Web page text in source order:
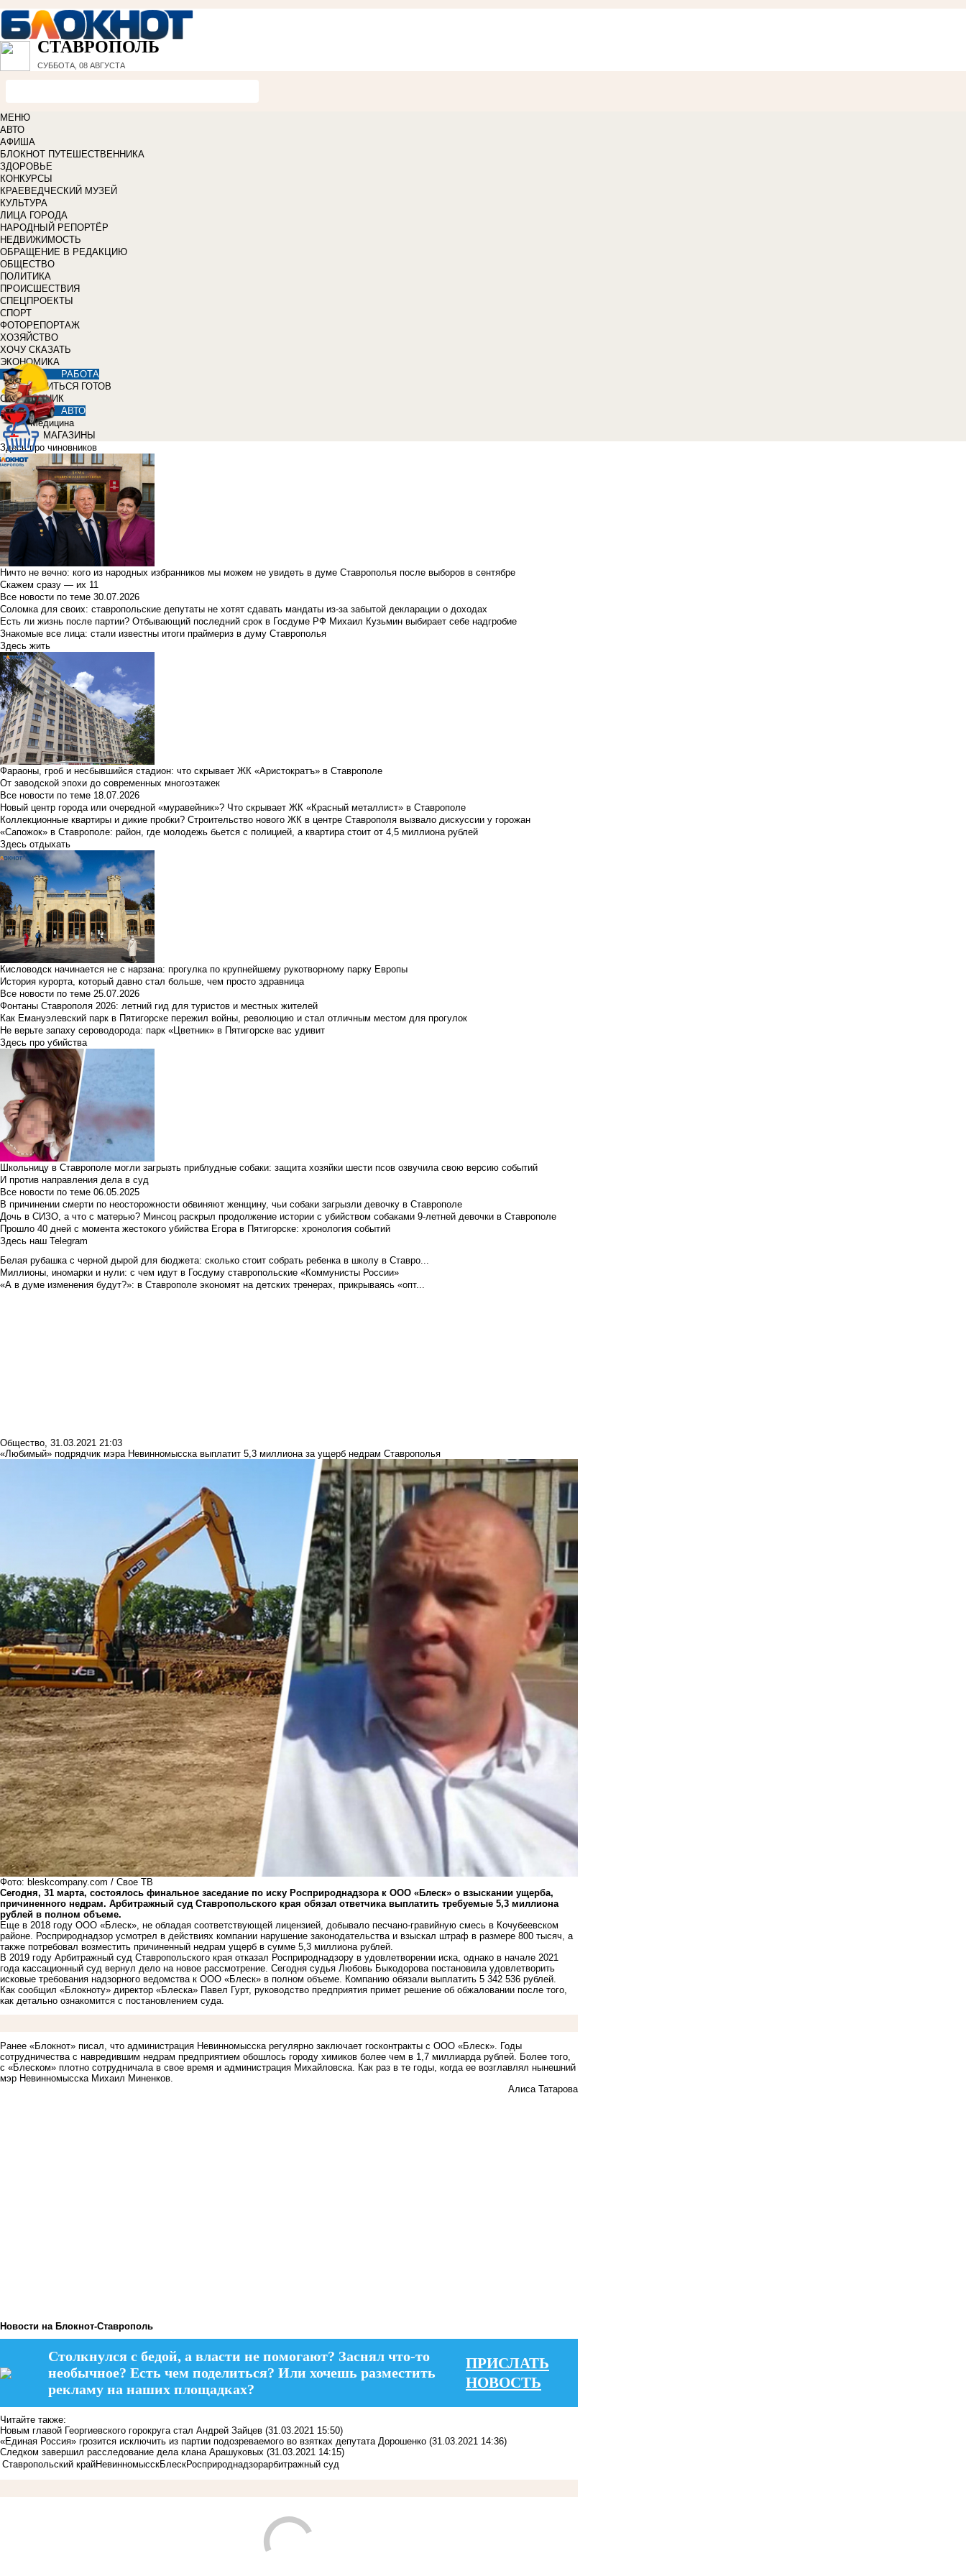
СТАВРОПОЛЬ
СУББОТА, 08 АВГУСТА
МЕНЮ
АВТО
АФИША
БЛОКНОТ ПУТЕШЕСТВЕННИКА
ЗДОРОВЬЕ
КОНКУРСЫ
КРАЕВЕДЧЕСКИЙ МУЗЕЙ
КУЛЬТУРА
ЛИЦА ГОРОДА
НАРОДНЫЙ РЕПОРТЁР
НЕДВИЖИМОСТЬ
ОБРАЩЕНИЕ В РЕДАКЦИЮ
ОБЩЕСТВО
ПОЛИТИКА
ПРОИСШЕСТВИЯ
СПЕЦПРОЕКТЫ
СПОРТ
ФОТОРЕПОРТАЖ
ХОЗЯЙСТВО
ХОЧУ СКАЗАТЬ
ЭКОНОМИКА
РАБОТА
УЧИТЬСЯ ГОТОВ
СПРАВОЧНИК
АВТО
Медицина
МАГАЗИНЫ
Здесь про чиновников
Ничто не вечно: кого из народных избранников мы можем не увидеть в думе Ставрополья после выборов в сентябре
Скажем сразу — их 11
Все новости по теме 30.07.2026
Соломка для своих: ставропольские депутаты не хотят сдавать мандаты из-за забытой декларации о доходах
Есть ли жизнь после партии? Отбывающий последний срок в Госдуме РФ Михаил Кузьмин выбирает себе надгробие
Знакомые все лица: стали известны итоги праймериз в думу Ставрополья
Здесь жить
Фараоны, гроб и несбывшийся стадион: что скрывает ЖК «Аристократъ» в Ставрополе
От заводской эпохи до современных многоэтажек
Все новости по теме 18.07.2026
Новый центр города или очередной «муравейник»? Что скрывает ЖК «Красный металлист» в Ставрополе
Коллекционные квартиры и дикие пробки? Строительство нового ЖК в центре Ставрополя вызвало дискуссии у горожан
«Сапожок» в Ставрополе: район, где молодежь бьется с полицией, а квартира стоит от 4,5 миллиона рублей
Здесь отдыхать
Кисловодск начинается не с нарзана: прогулка по крупнейшему рукотворному парку Европы
История курорта, который давно стал больше, чем просто здравница
Все новости по теме 25.07.2026
Фонтаны Ставрополя 2026: летний гид для туристов и местных жителей
Как Емануэлевский парк в Пятигорске пережил войны, революцию и стал отличным местом для прогулок
Не верьте запаху сероводорода: парк «Цветник» в Пятигорске вас удивит
Здесь про убийства
Школьницу в Ставрополе могли загрызть приблудные собаки: защита хозяйки шести псов озвучила свою версию событий
И против направления дела в суд
Все новости по теме 06.05.2025
В причинении смерти по неосторожности обвиняют женщину, чьи собаки загрызли девочку в Ставрополе
Дочь в СИЗО, а что с матерью? Минсоц раскрыл продолжение истории с убийством собаками 9-летней девочки в Ставрополе
Прошло 40 дней с момента жестокого убийства Егора в Пятигорске: хронология событий
Здесь наш Telegram
Белая рубашка с черной дырой для бюджета: сколько стоит собрать ребенка в школу в Ставро...
Миллионы, иномарки и нули: с чем идут в Госдуму ставропольские «Коммунисты России»
«А в думе изменения будут?»: в Ставрополе экономят на детских тренерах, прикрываясь «опт...
Общество, 31.03.2021 21:03
«Любимый» подрядчик мэра Невинномысска выплатит 5,3 миллиона за ущерб недрам Ставрополья
Фото: bleskcompany.com / Свое ТВ
Сегодня, 31 марта, состоялось финальное заседание по иску Росприроднадзора к ООО «Блеск» о взыскании ущерба,
причиненного недрам. Арбитражный суд Ставропольского края обязал ответчика выплатить требуемые 5,3 миллиона
рублей в полном объеме.
Еще в 2018 году ООО «Блеск», не обладая соответствующей лицензией, добывало песчано-гравийную смесь в Кочубеевском
районе. Росприроднадзор усмотрел в действиях компании нарушение законодательства и взыскал штраф в размере 800 тысяч, а
также потребовал возместить причиненный недрам ущерб в сумме 5,3 миллиона рублей.
В 2019 году Арбитражный суд Ставропольского края отказал Росприроднадзору в удовлетворении иска, однако в начале 2021
года кассационный суд вернул дело на новое рассмотрение. Сегодня судья Любовь Быкодорова постановила удовлетворить
исковые требования надзорного ведомства к ООО «Блеск» в полном объеме. Компанию обязали выплатить 5 342 536 рублей.
Как сообщил «Блокноту» директор «Блеска» Павел Гурт, руководство предприятия примет решение об обжаловании после того,
как детально ознакомится с постановлением суда.
Ранее «Блокнот» писал, что администрация Невинномысскарегулярно заключает госконтракты с ООО «Блеск». Годы
сотрудничества с навредившим недрам предприятием обошлось городу химиков более чем в 1,7 миллиарда рублей. Более того,
с «Блеском» плотно сотрудничала в свое время и администрация Михайловска. Как раз в те годы, когда ее возглавлял нынешний
мэр Невинномысска Михаил Миненков.
Алиса Татарова
Новости на Блoкнoт-Ставрополь
Столкнулся с бедой, а власти не помогают? Заснял что-то
необычное? Есть чем поделиться? Или хочешь разместить
рекламу на наших площадках?
ПРИСЛАТЬ
НОВОСТЬ
Читайте также:
Новым главой Георгиевского горокруга стал Андрей Зайцев (31.03.2021 15:50)
«Единая Россия» грозится исключить из партии подозреваемого во взятках депутата Дорошенко (31.03.2021 14:36)
Следком завершил расследование дела клана Арашуковых (31.03.2021 14:15)
Ставропольский крайНевинномысскБлескРосприроднадзорарбитражный суд